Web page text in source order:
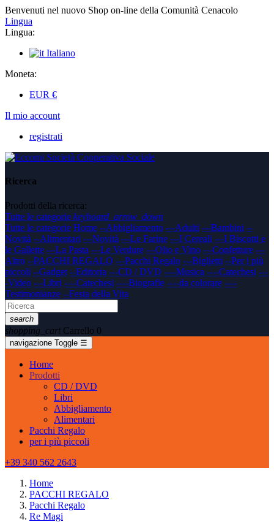
Benvenuti nel nuovo Shop on-line della Comunità Cenacolo
Lingua
Lingua:
Italiano
Moneta:
EUR €
Il mio account
registrati
Ricerca
Prodotti della ricerca:
Tutte le categorie keyboard_arrow_down
Tutte le categorie Home --Abbigliamento ---Adulti ---Bambini --
Novità --Alimentari ---Novità ---Le Farine ---I Cereali ---I Biscotti e
le Gallette ---La Pasta ---Le Verdure ---Olio e Vino ---Confetture ---
Altro --PACCHI REGALO ---Pacchi Regalo ---Biglietti --Per i più
piccoli --Gadget --Editoria ---CD / DVD ----Musica ----Catechesi ---
-Video ---Libri ----Catechesi ----Biografie ----da colorare ----
Testimonianze --Festa della Vita
search
shopping_cart Carrello 0
navigazione Toggle ☰
Home
Prodotti
CD / DVD
Libri
Abbigliamento
Alimentari
Pacchi Regalo
per i più piccoli
+39 340 562 2643
Home
PACCHI REGALO
Pacchi Regalo
Re Magi